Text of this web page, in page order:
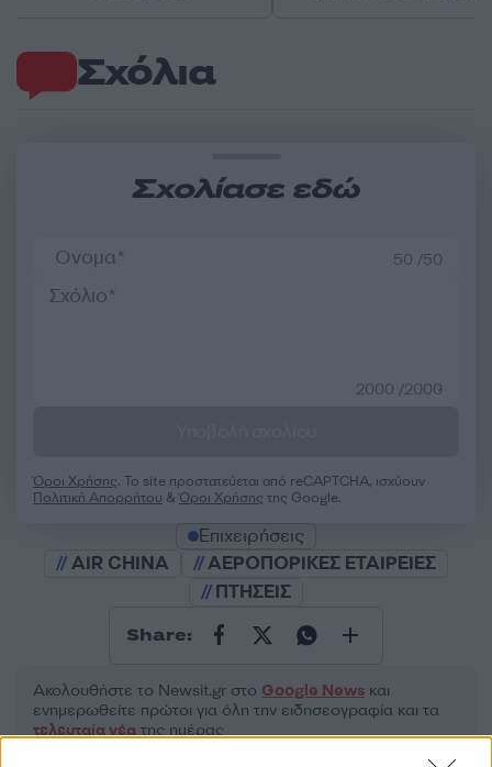
Σχόλια
Σχολίασε εδώ
50 /50
2000 /2000
Όροι Χρήσης. Το site προστατεύεται από reCAPTCHA, ισχύουν
Πολιτική Απορρήτου &Όροι Χρήσης της Google.
Επιχειρήσεις
AIR CHINA
ΑΕΡΟΠΟΡΙΚΕΣ ΕΤΑΙΡΕΙΕΣ
ΠΤΗΣΕΙΣ
Share:
Ακολουθήστε το Νewsit.gr στο Google News και
ενημερωθείτε πρώτοι για όλη την ειδησεογραφία και τα
τελευταία νέα της ημέρας